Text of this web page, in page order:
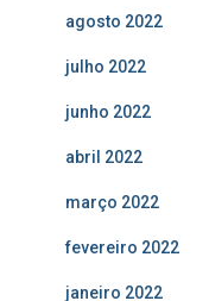
agosto 2022
julho 2022
junho 2022
abril 2022
março 2022
fevereiro 2022
janeiro 2022